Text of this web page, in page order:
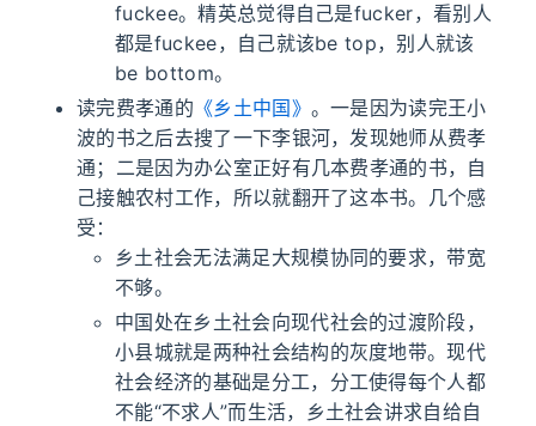
fuckee。精英总觉得自己是fucker，看别人
都是fuckee，自己就该be top，别人就该
be bottom。
读完费孝通的 《乡土中国》 。一是因为读完王小
波的书之后去搜了一下李银河，发现她师从费孝
通；二是因为办公室正好有几本费孝通的书，自
己接触农村工作，所以就翻开了这本书。几个感
受：
乡土社会无法满足大规模协同的要求，带宽
不够。
中国处在乡土社会向现代社会的过渡阶段，
小县城就是两种社会结构的灰度地带。现代
社会经济的基础是分工，分工使得每个人都
不能“不求人”而生活，乡土社会讲求自给自